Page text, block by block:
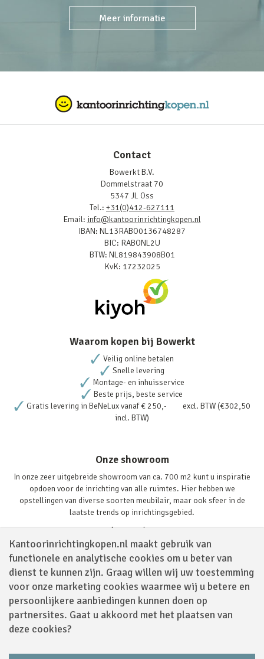
Kantoorinrichtingkopen.nl maakt gebruik van
functionele en analytische cookies om u beter van
dienst te kunnen zijn. Graag willen wij uw toestemming
voor onze marketing cookies waarmee wij u betere en
persoonlijkere aanbiedingen kunnen doen op
partnersites. Gaat u akkoord met het plaatsen van
deze cookies?
Meer informatie
Contact
Bowerkt B.V.
Dommelstraat 70
5347 JL Oss
Tel.: +31(0)412-627111
Email: info@kantoorinrichtingkopen.nl
IBAN: NL13RABO0136748287
BIC: RABONL2U
BTW: NL819843908B01
KvK: 17232025
Waarom kopen bij Bowerkt
Veilig online betalen
Snelle levering
Montage- en inhuisservice
Beste prijs, beste service
Gratis levering in BeNeLux vanaf € 250,- excl. BTW (€302,50
incl. BTW)
Onze showroom
In onze zeer uitgebreide showroom van ca. 700 m2 kunt u inspiratie
opdoen voor de inrichting van alle ruimtes. Hier hebben we
opstellingen van diverse soorten meubilair, maar ook sfeer in de
laatste trends op inrichtingsgebied.
Lees verder